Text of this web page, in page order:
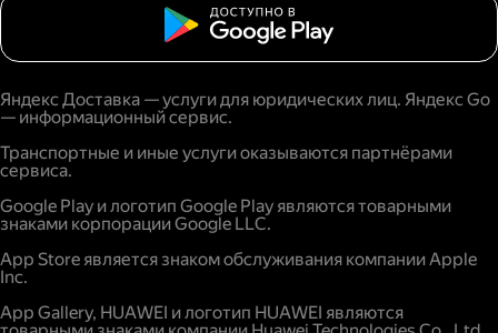
Яндекс Доставка — услуги для юридических лиц. Яндекс Go
— информационный сервис.
Транспортные и иные услуги оказываются партнёрами
сервиса.
Google Play и логотип Google Play являются товарными
знаками корпорации Google LLC.
App Store является знаком обслуживания компании Apple
Inc.
App Gallery, HUAWEI и логотип HUAWEI являются